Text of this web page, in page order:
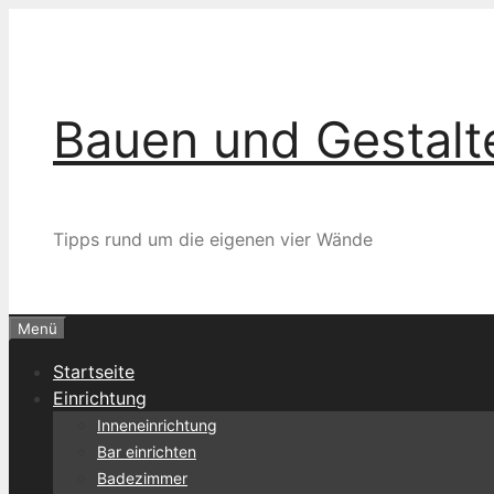
Bauen und
Tipps rund um die eigenen vier Wände
Menü
Startseite
Einrichtung
Inneneinrichtung
Bar einrichten
Badezimmer